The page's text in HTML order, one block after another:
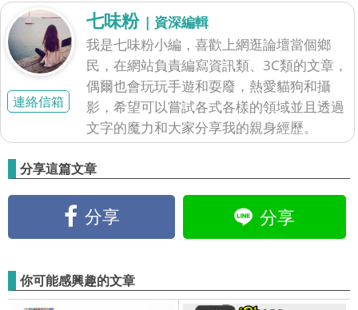
連絡信箱
七味粉 | 資深編輯
我是七味粉小編，喜歡上網逛論壇當個鄉
民，在網站負責編寫資訊類、3C類的文章，
偶爾也會玩玩手遊和耍廢，熱愛貓狗和攝
影，希望可以嘗試各式各樣的領域並且透過
文字的魔力和大家分享我的親身經歷。
分享這篇文章
分享 分享
你可能感興趣的文章